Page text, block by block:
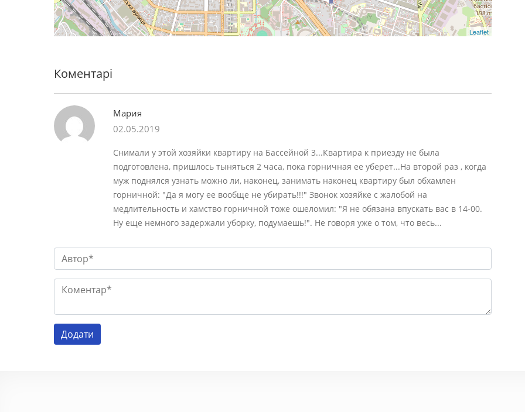
Leaflet
Коментарі
Мария
02.05.2019
Снимали у этой хозяйки квартиру на Бассейной 3...Квартира к приезду не была
подготовлена, пришлось тыняться 2 часа, пока горничная ее уберет...На второй раз , когда
муж поднялся узнать можно ли, наконец, занимать наконец квартиру был обхамлен
горничной: "Да я могу ее вообще не убирать!!!" Звонок хозяйке с жалобой на
медлительность и хамство горничной тоже ошеломил: "Я не обязана впускать вас в 14-00.
Ну еще немного задержали уборку, подумаешь!". Не говоря уже о том, что весь...